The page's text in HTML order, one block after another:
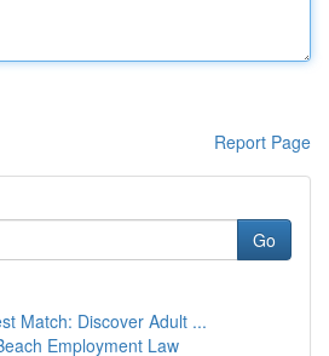
Report Page
Go
Match: Discover Adult ...
Employment Law